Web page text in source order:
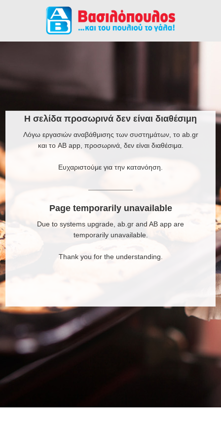
Η σελίδα προσωρινά δεν είναι διαθέσιμη
Λόγω εργασιών αναβάθμισης των συστημάτων, το ab.gr
και το AB app, προσωρινά, δεν είναι διαθέσιμα.
Ευχαριστούμε για την κατανόηση.
Page temporarily unavailable
Due to systems upgrade, ab.gr and AB app are
temporarily unavailable.
Thank you for the understanding.